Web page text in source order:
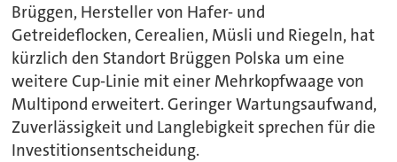
Brüggen, Hersteller von Hafer- und
Getreideflocken, Cerealien, Müsli und Riegeln, hat
kürzlich den Standort Brüggen Polska um eine
weitere Cup-Linie mit einer Mehrkopfwaage von
Multipond erweitert. Geringer Wartungsaufwand,
Zuverlässigkeit und Langlebigkeit sprechen für die
Investitionsentscheidung.